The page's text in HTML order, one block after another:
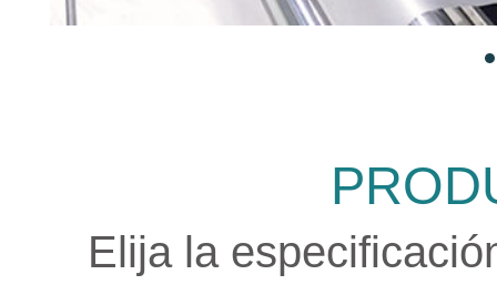
Elija la